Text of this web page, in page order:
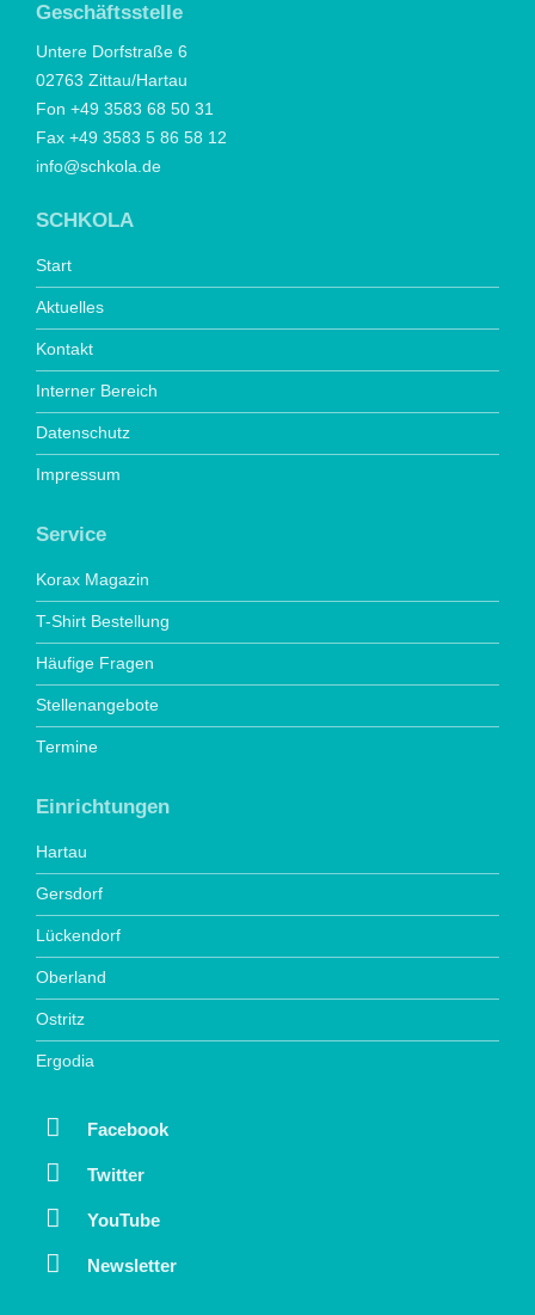
Geschäftsstelle
Untere Dorfstraße 6
02763 Zittau/Hartau
Fon +49 3583 68 50 31
Fax +49 3583 5 86 58 12
info@schkola.de
SCHKOLA
Start
Aktuelles
Kontakt
Interner Bereich
Datenschutz
Impressum
Service
Korax Magazin
T-Shirt Bestellung
Häufige Fragen
Stellenangebote
Termine
Einrichtungen
Hartau
Gersdorf
Lückendorf
Oberland
Ostritz
Ergodia
Facebook
Twitter
YouTube
Newsletter